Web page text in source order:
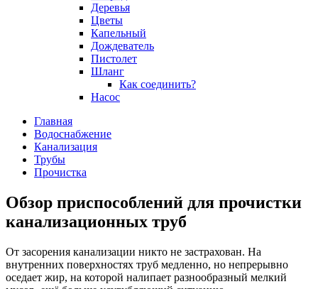
Деревья
Цветы
Капельный
Дождеватель
Пистолет
Шланг
Как соединить?
Насос
Главная
Водоснабжение
Канализация
Трубы
Прочистка
Обзор приспособлений для прочистки
канализационных труб
От засорения канализации никто не застрахован. На
внутренних поверхностях труб медленно, но непрерывно
оседает жир, на которой налипает разнообразный мелкий